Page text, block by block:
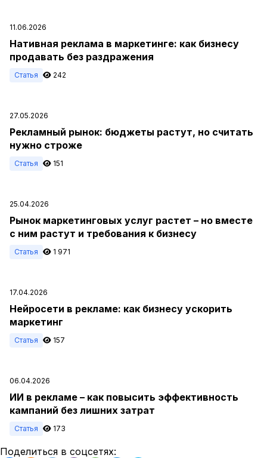
11.06.2026
Нативная реклама в маркетинге: как бизнесу
продавать без раздражения
Статья 242
27.05.2026
Рекламный рынок: бюджеты растут, но считать
нужно строже
Статья 151
25.04.2026
Рынок маркетинговых услуг растет – но вместе
с ним растут и требования к бизнесу
Статья 1 971
17.04.2026
Нейросети в рекламе: как бизнесу ускорить
маркетинг
Статья 157
06.04.2026
ИИ в рекламе – как повысить эффективность
кампаний без лишних затрат
Статья 173
Поделиться в соцсетях: